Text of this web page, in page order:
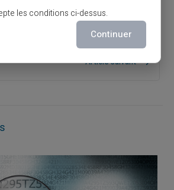
familiales pour 3 enfants :
Ce qu'il faut savoir
Article suivant
les conditions ci-dessus.
Continuer